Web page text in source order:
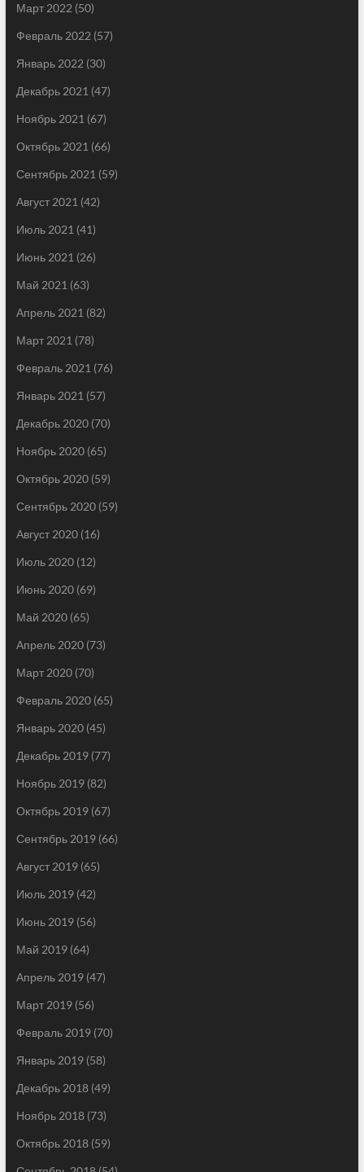
Март 2022 (50)
Февраль 2022 (57)
Январь 2022 (30)
Декабрь 2021 (47)
Ноябрь 2021 (67)
Октябрь 2021 (66)
Сентябрь 2021 (59)
Август 2021 (42)
Июль 2021 (41)
Июнь 2021 (26)
Май 2021 (63)
Апрель 2021 (82)
Март 2021 (78)
Февраль 2021 (76)
Январь 2021 (57)
Декабрь 2020(70)
Ноябрь 2020(65)
Октябрь 2020(59)
Сентябрь 2020(59)
Август 2020(16)
Июль 2020(12)
Июнь 2020(69)
Май 2020(65)
Апрель 2020(73)
Март 2020(70)
Февраль 2020(65)
Январь 2020(45)
Декабрь 2019(77)
Ноябрь 2019(82)
Октябрь 2019(67)
Сентябрь 2019(66)
Август 2019(65)
Июль 2019(42)
Июнь 2019(56)
Май 2019(64)
Апрель 2019(47)
Март 2019(56)
Февраль 2019(70)
Январь 2019(58)
Декабрь 2018(49)
Ноябрь 2018(73)
Октябрь 2018(59)